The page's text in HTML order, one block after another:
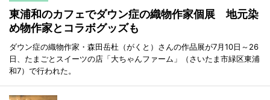
東浦和のカフェでダウン症の織物作家個展 地元染
め物作家とコラボグッズも
ダウン症の織物作家・森田岳杜（がくと）さんの作品展が7月10日～26
日、たまごとスイーツの店「大ちゃんファーム」（さいたま市緑区東浦
和7）で行われた。